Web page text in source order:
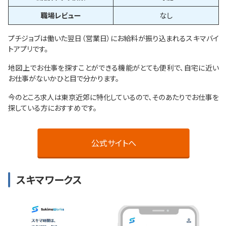
職場レビュー
なし
プチジョブは働いた翌日（営業日）にお給料が振り込まれるスキマバイ
トアプリです。
地図上でお仕事を探すことができる機能がとても便利で、自宅に近い
お仕事がないかひと目で分かります。
今のところ求人は東京近郊に特化しているので、そのあたりでお仕事を
探している方におすすめです。
公式サイトへ
スキマワークス